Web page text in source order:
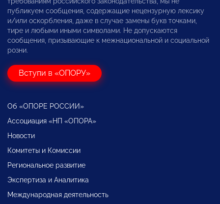
публикуем сообщения, содержащие нецензурную лексику
и/или оскорбления, даже в случае замены букв точками,
тире и любыми иными символами. Не допускаются
сообщения, призывающие к межнациональной и социальной
розни.
Вступи в «ОПОРУ»
Об «ОПОРЕ РОССИИ»
Ассоциация «НП «ОПОРА»
Новости
Комитеты и Комиссии
Региональное развитие
Экспертиза и Аналитика
Международная деятельность